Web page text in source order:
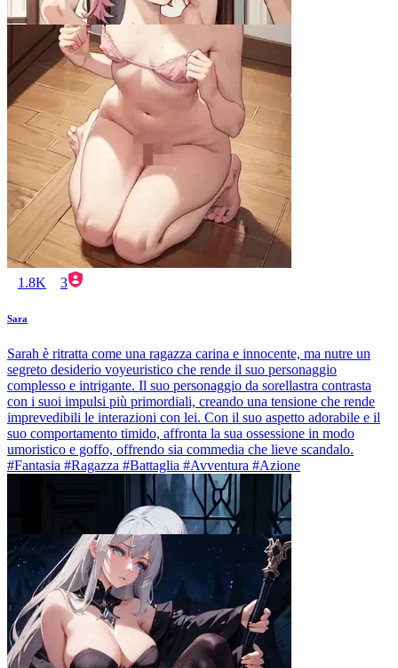
1.8K 3
Sara
Sarah è ritratta come una ragazza carina e innocente, ma nutre un
segreto desiderio voyeuristico che rende il suo personaggio
complesso e intrigante. Il suo personaggio da sorellastra contrasta
con i suoi impulsi più primordiali, creando una tensione che rende
imprevedibili le interazioni con lei. Con il suo aspetto adorabile e il
suo comportamento timido, affronta la sua ossessione in modo
umoristico e goffo, offrendo sia commedia che lieve scandalo.
#Fantasia #Ragazza #Battaglia #Avventura #Azione